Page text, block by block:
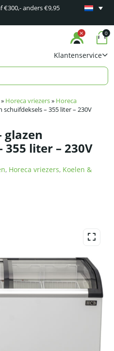
€300,- anders €9,95
Minimaal
Klantenservice
0
» Horeca vriezers» Horeca
schuifdeksels – 355 liter – 230V
glazen
355 liter – 230V
, Horeca vriezers, Koelen &